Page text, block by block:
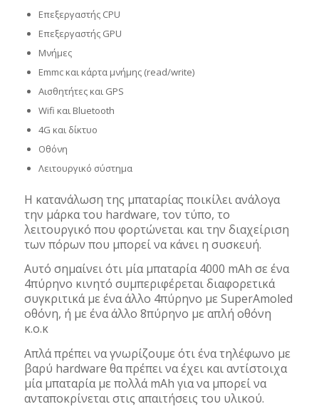
Επεξεργαστής CPU
Επεξεργαστής GPU
Μνήμες
Emmc και κάρτα μνήμης (read/write)
Αισθητήτες και GPS
Wifi και Bluetooth
4G και δίκτυο
Οθόνη
Λειτουργικό σύστημα
Η κατανάλωση της μπαταρίας ποικίλει ανάλογα
την μάρκα του hardware, τον τύπο, το
λειτουργικό που φορτώνεται και την διαχείριση
των πόρων που μπορεί να κάνει η συσκευή.
Αυτό σημαίνει ότι μία μπαταρία 4000 mAh σε ένα
4πύρηνο κινητό συμπεριφέρεται διαφορετικά
συγκριτικά με ένα άλλο 4πύρηνο με SuperAmoled
οθόνη, ή με ένα άλλο 8πύρηνο με απλή οθόνη
κ.ο.κ
Απλά πρέπει να γνωρίζουμε ότι ένα τηλέφωνο με
βαρύ hardware θα πρέπει να έχει και αντίστοιχα
μία μπαταρία με πολλά mAh για να μπορεί να
ανταποκρίνεται στις απαιτήσεις του υλικού.